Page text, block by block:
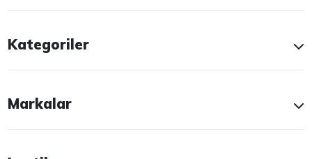
Kategoriler
Markalar